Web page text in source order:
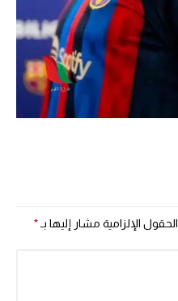
الحقول الإلزامية مشار إليها بـ *